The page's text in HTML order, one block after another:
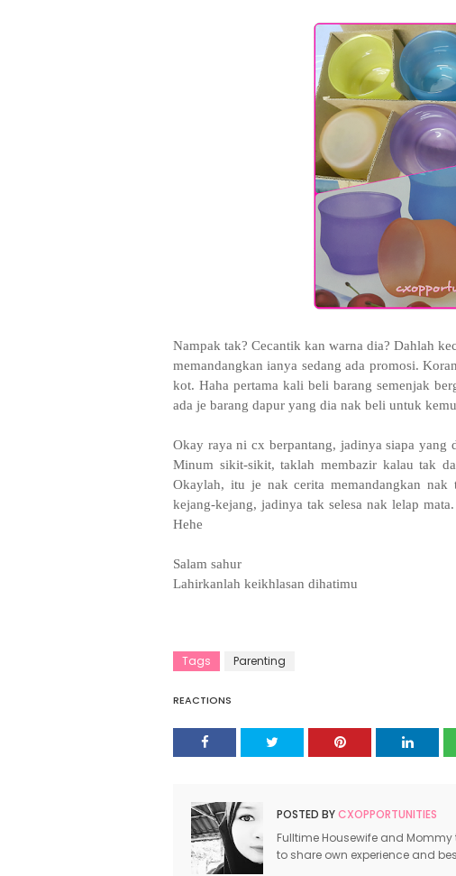
Nampak tak? Cecantik kan warna dia? Dahlah
memandangkan ianya sedang ada promosi.
kot. Haha pertama kali beli barang semenjak
ada je barang dapur yang dia nak beli untuk
Okay raya ni cx berpantang, jadinya siapa yang
Minum sikit-sikit, taklah membazir kalau tak
Okaylah, itu je nak cerita memandangkan
kejang-kejang, jadinya tak selesa nak lelap
Hehe
Salam sahur
Lahirkanlah keikhlasan dihatimu
Tags Parenting
REACTIONS
POSTED BYCXOPPORTUNITIES
Fulltime Housewife and
to share own experience and